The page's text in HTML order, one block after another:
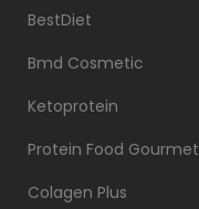
BestDiet
Bmd Cosmetic
Ketoprotein
Protein Food Gourmet
Colagen Plus